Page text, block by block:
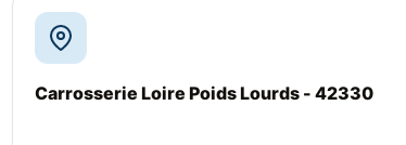
Carrosserie Loire Poids Lourds - 42330